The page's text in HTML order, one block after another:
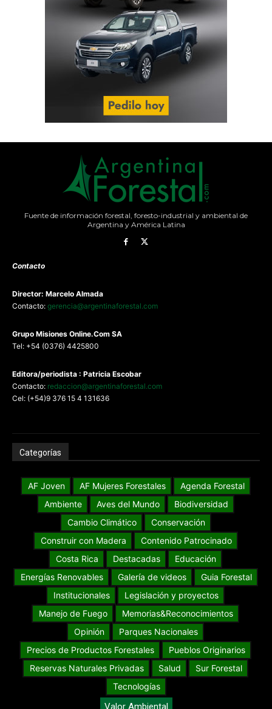
Fuente de información forestal, foresto-industrial y ambiental de
Argentina y América Latina
Contacto
Director: Marcelo Almada
Contacto: gerencia@argentinaforestal.com
Grupo Misiones Online.Com SA
Tel: +54 (0376) 4425800
Editora/periodista : Patricia Escobar
Contacto: redaccion@argentinaforestal.com
Cel: (+54)9 376 15 4 131636
Categorías
AF Joven AF Mujeres Forestales
Agenda Forestal
Ambiente
Aves del Mundo
Biodiversidad
Cambio Climático
Conservación
Construir con Madera
Contenido Patrocinado
Costa Rica
Destacadas
Educación
Energías Renovables
Galería de videos
Guia Forestal
Institucionales
Legislación y proyectos
Manejo de Fuego
Memorias&Reconocimientos
Opinión
Parques Nacionales
Precios de Productos Forestales
Pueblos Originarios
Reservas Naturales Privadas
Salud
Sur Forestal
Tecnologías
Valor Ambiental